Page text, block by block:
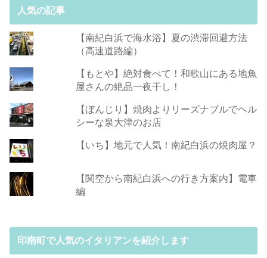
人気の記事
【南紀白浜で海水浴】夏の渋滞回避方法
（高速道路編）
【もとや】絶対食べて！和歌山にある地魚
屋さんの絶品一夜干し！
【ぼんじり】焼肉よりリーズナブルでヘル
シーな泉大津のお店
【いち】地元で人気！南紀白浜の焼肉屋？
【関空から南紀白浜への行き方案内】電車
編
印南町で人気のイタリアンを紹介します